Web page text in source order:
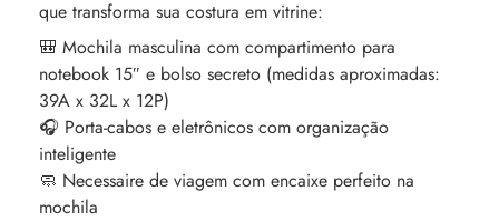
que transforma sua costura em vitrine:
🎒 Mochila masculina com compartimento para
notebook 15″ e bolso secreto (medidas aproximadas:
39A x 32L x 12P)
🎧 Porta-cabos e eletrônicos com organização
inteligente
🧼 Necessaire de viagem com encaixe perfeito na
mochila